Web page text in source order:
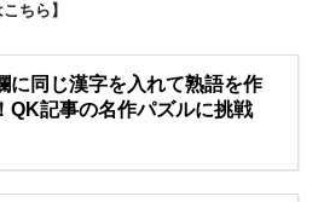
ちら】
に同じ漢字を入れて熟語を作
QK記事の名作パズルに挑戦